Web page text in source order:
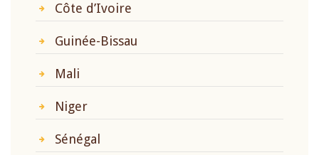
Côte d’Ivoire
Guinée-Bissau
Mali
Niger
Sénégal